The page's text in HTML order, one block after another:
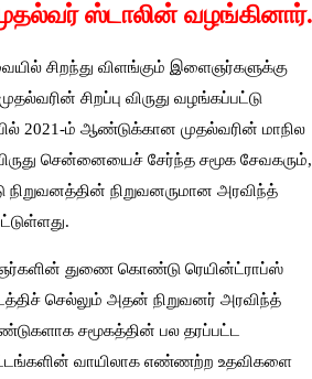
ஸ்டாலின் வழங்கினார்.
சிறந்து விளங்கும் இளைஞர்களுக்கு
சிறப்பு விருது வழங்கப்பட்டு
2021-ம் ஆண்டுக்கான முதல்வரின் மாநில
சென்னையைச் சேர்ந்த சமூக சேவகரும்,
நிறுவனருமான அரவிந்த்
துணை கொண்டு ரெயின்ட்ராப்ஸ்
செல்லும் அதன் நிறுவனர் அரவிந்த்
சமூகத்தின் பல தரப்பட்ட
வாயிலாக எண்ணற்ற உதவிகளை